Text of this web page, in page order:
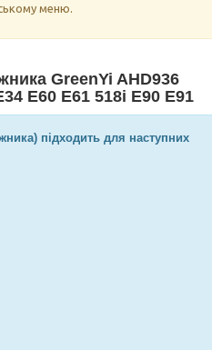
меню.
GreenYi AHD936
E60 E61 518i E90 E91
підходить для наступних